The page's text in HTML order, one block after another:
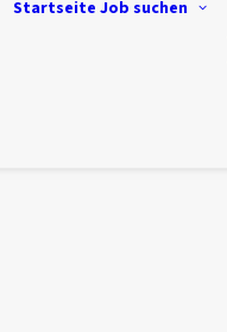
Startseite Job suchen